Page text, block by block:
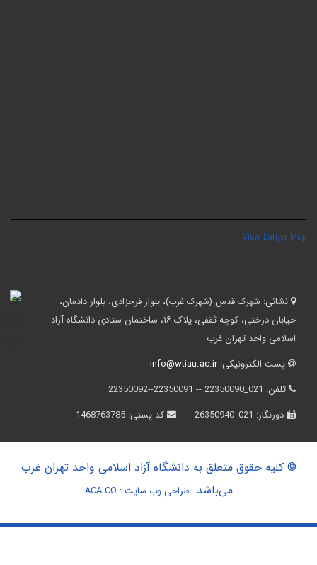
View Larger
نشانی:شهرک قدس (شهرک غرب)، بلوار فرحزادی، بلوار دادمان،
خیابان درختی، کوچه ثقفی، پلاک ۱۶، ساختمان ستادی دانشگاه آزاد
اسلامی واحد تهران غرب
پست الکترونیکی:info@wtiau.ac.ir
تلفن:021_22350090 -- 22350091--22350092
دورنگار:021_26350940 کد پستی:1468763785
© کلیه حقوق متعلق به دانشگاه آزاد اسلامی واحد تهران غرب
می‌باشد.طراحی وب سایت :ACA.CO